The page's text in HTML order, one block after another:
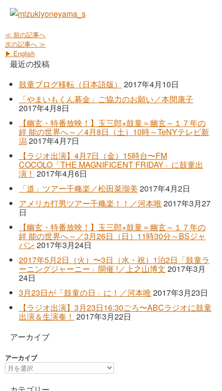
≪ 前の記事へ
次の記事へ ≫
▶ English
最近の投稿
鼓童ブログ移転（日本語版）
2017年4月10日
「やまいもくん募金」ご協力のお願い／本間康子
2017年4月8日
【幽玄・特番放映！】玉三郎×鼓童＝幽玄～１７年の
絆 能の世界へ～／4月8日（土）10時～TeNYテレビ新
潟2017年4月7日
【ラジオ出演】4月7日（金）15時台〜FM
COCOLO「THE MAGNIFICENT FRIDAY」に鼓童出
演！ 2017年4月6日
「道」ツアー千穐楽／松田菜瑠美 2017年4月2日
アメリカ打男ツアー千穐楽！！／河本唯2017年3月27
日
【幽玄・特番放映！】玉三郎×鼓童＝幽玄～１７年の
絆 能の世界へ～／3月26日（日）11時30分～BSジャ
パン 2017年3月24日
2017年5月2日（火）〜3日（水・祝）1泊2日「鼓童ラ
ーニングジャーニー」開催 !／上之山博文 2017年3月
24日
3月23日が「鼓童の日」に！／河本唯2017年3月23日
【ラジオ出演】3月23日16:30ごろ〜ABCラジオに鼓童
出演＆生演奏！ 2017年3月22日
アーカイブ
アーカイブ